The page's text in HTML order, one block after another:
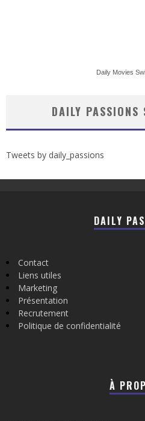
Daily Movies
DAILY
Tweets by daily_passions
DAILY
Contact
Liens utiles
Marketing
Présentation
Recrutement
Politique de confidentialité
À